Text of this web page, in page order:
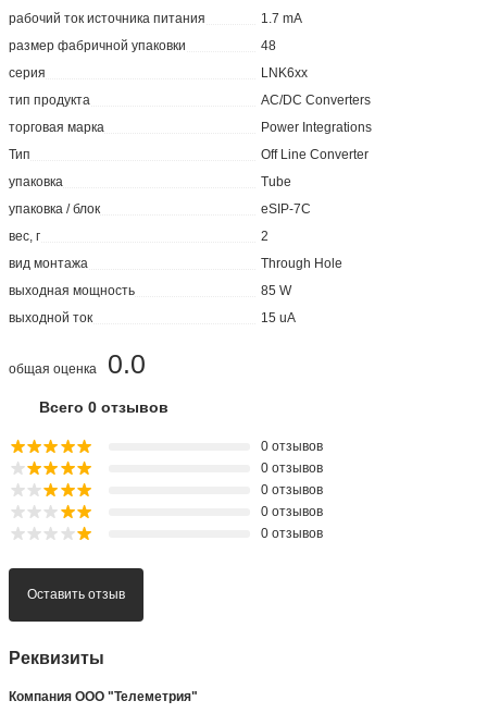
рабочий ток источника питания
1.7 mA
размер фабричной упаковки
48
серия
LNK6xx
тип продукта
AC/DC Converters
торговая марка
Power Integrations
Тип
Off Line Converter
упаковка
Tube
упаковка / блок
eSIP-7C
вес, г
2
вид монтажа
Through Hole
выходная мощность
85 W
выходной ток
15 uA
0.0
общая оценка
Всего 0 отзывов
0 отзывов
0 отзывов
0 отзывов
0 отзывов
0 отзывов
Оставить отзыв
Реквизиты
Компания ООО "Телеметрия"